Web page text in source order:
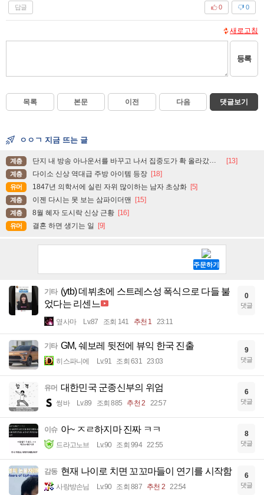
답글 0
0
새로고침
등록
목록 본문 이전 다음 댓글보기
ㅇㅇㄱ 지금 뜨는 글
계층 단지 내 방송 아나운서를 바꾸고 나서 집중도가 확 올라갔다는 한 아파트의 안내방송 [13]
계층 다이소 신상 역대급 주방 아이템 등장 [18]
유머 1847년 의학서에 실린 자위 많이하는 남자 초상화 [5]
계층 이젠 다시는 못 보는 삼파이더맨 [15]
계층 8월 혜자 도시락 신상 근황 [16]
유머 결혼 하면 생기는 일 [9]
기타 (ytb) 데뷔초에 스트레스성 폭식으로 다들 불
었다는 리센느
옆사마 Lv.87 조회 141 추천 1 23:11
0
댓글
기타 GM, 쉐보레 뒷전에 뷰익 한국 진출
히스파니에 Lv.91 조회 631 23:03
9
댓글
유머 대한민국 군종신부의 위엄
썽바 Lv.89 조회 885 추천 2 22:57
6
댓글
이슈 아~ ㅈㄹ하지마 진짜 ㅋㅋ
드라고노브 Lv.90 조회 994 22:55
8
댓글
감동 현재 나이로 치면 꼬꼬마들이 연기를 시작함
사랑방손님 Lv.90 조회 887 추천 2 22:54
6
댓글